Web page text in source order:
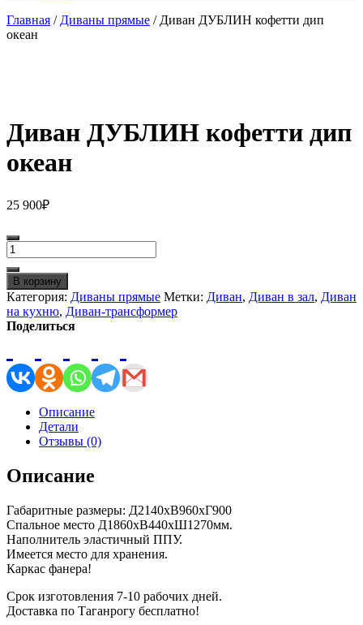
Главная / Диваны прямые / Диван ДУБЛИН кофетти дип
океан
Диван ДУБЛИН кофетти дип
океан
25 900₽
Количество
товара
Диван
ДУБЛИН
кофетти
дип
океан
В корзину
Категория: Диваны прямые Метки: Диван, Диван в зал, Диван
на кухню, Диван-трансформер
Поделиться
Описание
Детали
Отзывы (0)
Описание
Габаритные размеры: Д2140хВ960хГ900
Спальное место Д1860хВ440хШ1270мм.
Наполнитель эластичный ППУ.
Имеется место для хранения.
Каркас фанера!
Срок изготовления 7-10 рабочих дней.
Доставка по Таганрогу бесплатно!